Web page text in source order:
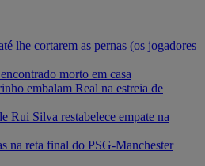
lhe cortarem as pernas (os jogadores
morto em casa
embalam Real na estreia de
Rui Silva restabelece empate na
na reta final do PSG-Manchester